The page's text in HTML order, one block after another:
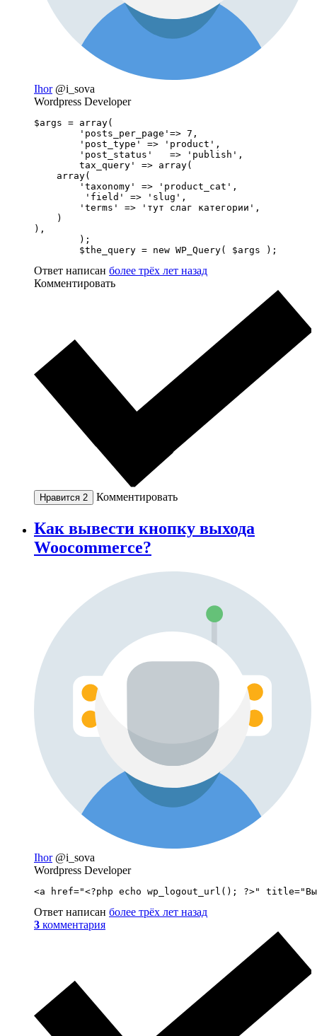
Ihor @i_sova
Wordpress Developer
$args = array(
        'posts_per_page'=> 7,
        'post_type' => 'product',
        'post_status'   => 'publish',
        tax_query' => array(
    array(
        'taxonomy' => 'product_cat',
         'field' => 'slug',
        'terms' => 'тут слаг категории',
    )
),
        );
        $the_query = new WP_Query( $args );
Ответ написан более трёх лет назад
Комментировать
Нравится 2 Комментировать
Как вывести кнопку выхода
Woocommerce?
Ihor @i_sova
Wordpress Developer
<a href="<?php echo wp_logout_url(); ?>"
Ответ написан более трёх лет назад
3 комментария